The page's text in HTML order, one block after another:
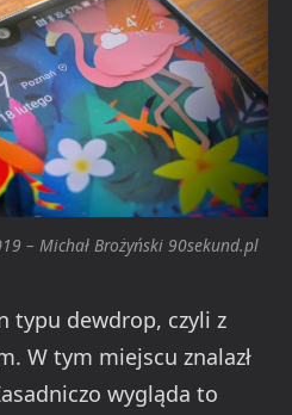
– Michał Brożyński 90sekund.pl
typu dewdrop, czyli z
W tym miejscu znalazł
wygląda to